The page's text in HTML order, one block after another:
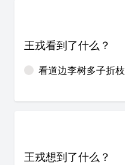
王戎看到了什么？
看道边李树多子折枝
王戎想到了什么？